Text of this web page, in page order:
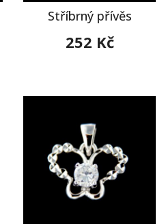
Stříbrný přívěs
252 Kč